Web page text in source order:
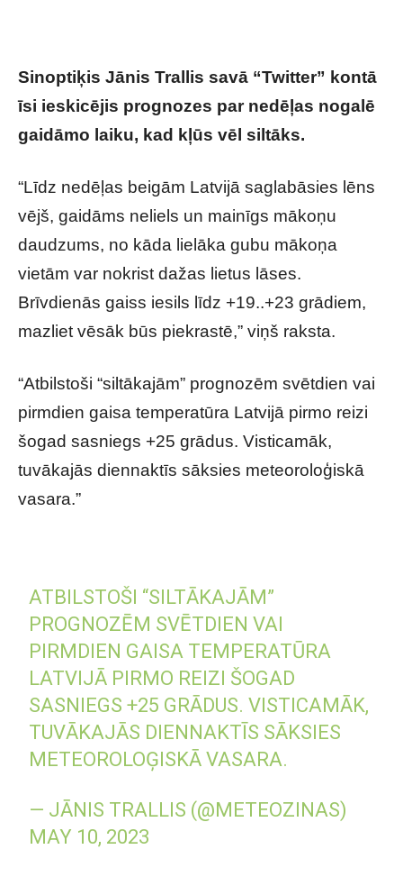
Sinoptiķis Jānis Trallis savā “Twitter” kontā
īsi ieskicējis prognozes par nedēļas nogalē
gaidāmo laiku, kad kļūs vēl siltāks.
“Līdz nedēļas beigām Latvijā saglabāsies lēns
vējš, gaidāms neliels un mainīgs mākoņu
daudzums, no kāda lielāka gubu mākoņa
vietām var nokrist dažas lietus lāses.
Brīvdienās gaiss iesils līdz +19..+23 grādiem,
mazliet vēsāk būs piekrastē,” viņš raksta.
“Atbilstoši “siltākajām” prognozēm svētdien vai
pirmdien gaisa temperatūra Latvijā pirmo reizi
šogad sasniegs +25 grādus. Visticamāk,
tuvākajās diennaktīs sāksies meteoroloģiskā
vasara.”
ATBILSTOŠI “SILTĀKAJĀM”
PROGNOZĒM SVĒTDIEN VAI
PIRMDIEN GAISA TEMPERATŪRA
LATVIJĀ PIRMO REIZI ŠOGAD
SASNIEGS +25 GRĀDUS. VISTICAMĀK,
TUVĀKAJĀS DIENNAKTĪS SĀKSIES
METEOROLOĢISKĀ VASARA.
— JĀNIS TRALLIS (@METEOZINAS)
MAY 10, 2023